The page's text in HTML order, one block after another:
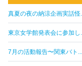
真夏の夜の納涼企画実話怪...
東京女学館発表会に参加し...
7月の活動報告〜関東バト...